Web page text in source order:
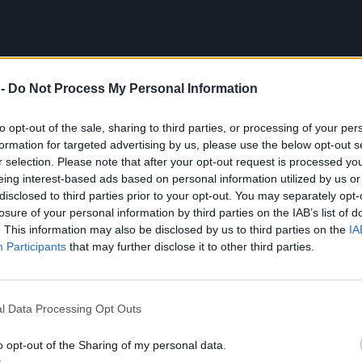
Do Not Process My Personal Information
opt-out of the sale, sharing to third parties, or processing of your
for targeted advertising by us, please use the below opt-out
selection. Please note that after your opt-out request is processed
interest-based ads based on personal information utilized by us
to third parties prior to your opt-out. You may separately
of your personal information by third parties on the IAB’s list of
This information may also be disclosed by us to third parties on the
Participants that may further disclose it to other third parties.
Data Processing Opt Outs
opt-out of the Sharing of my personal data.
συνέβαλε στην προαγωγή του επιπέδου της
και μαχητικής ικανότητας, καθώς και της
των συμμετεχόντων.
φωτογραφίες: